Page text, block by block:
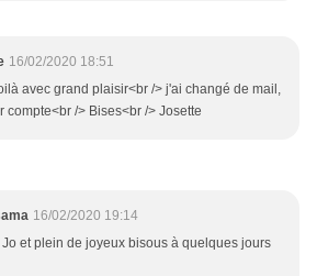
16/02/2020 18:51
avec grand plaisir<br /> j'ai changé de mail,
compte<br /> Bises<br /> Josette
16/02/2020 19:14
Jo et plein de joyeux bisous à quelques jours